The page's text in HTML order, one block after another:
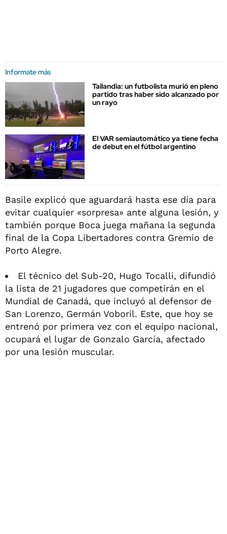
Informate más
Tailandia: un futbolista murió en pleno
partido tras haber sido alcanzado por
un rayo
El VAR semiautomático ya tiene fecha
de debut en el fútbol argentino
Basile explicó que aguardará hasta ese día para
evitar cualquier «sorpresa» ante alguna lesión, y
también porque Boca juega mañana la segunda
final de la Copa Libertadores contra Gremio de
Porto Alegre.
El técnico del Sub-20, Hugo Tocalli, difundió
la lista de 21 jugadores que competirán en el
Mundial de Canadá, que incluyó al defensor de
San Lorenzo, Germán Voboril. Este, que hoy se
entrenó por primera vez con el equipo nacional,
ocupará el lugar de Gonzalo García, afectado
por una lesión muscular.